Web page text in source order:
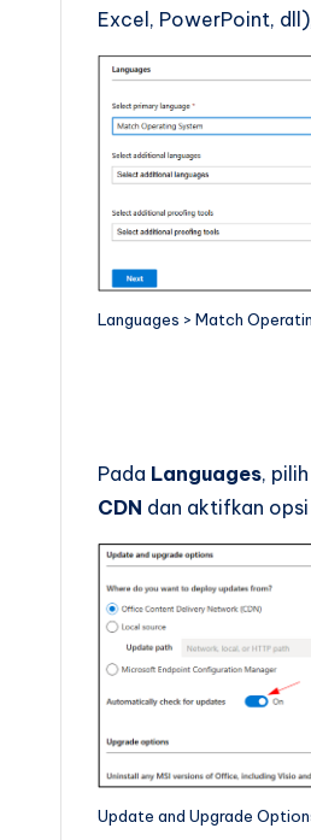
Excel, PowerPoint,
Languages > Match
Pada Languages, pilih
CDN dan aktifkan opsi
Update and Upgrade